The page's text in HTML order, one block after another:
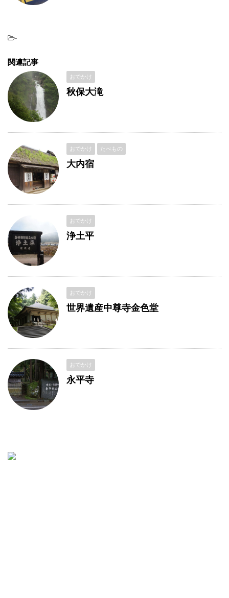
-
関連記事
おでかけ
秋保大滝
おでかけ たべもの
大内宿
おでかけ
浄土平
おでかけ
世界遺産中尊寺金色堂
おでかけ
永平寺